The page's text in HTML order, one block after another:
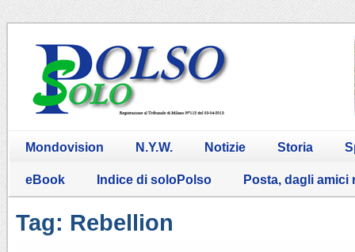
Mondovision N.Y.W. Notizie Storia
eBook Indice di soloPolso Posta, dagli amici
Tag: Rebellion